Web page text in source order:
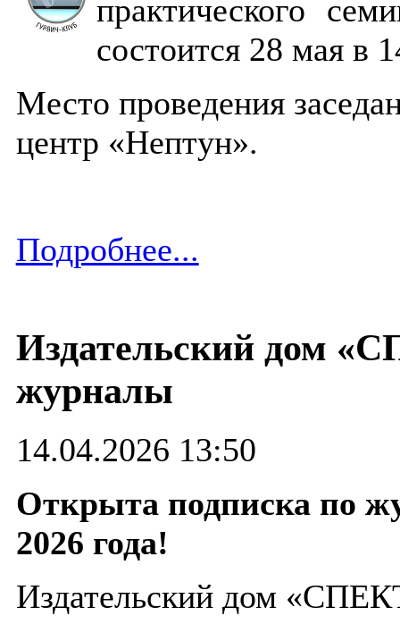
практического
состоится 28 мая в
Место проведения
центр «Нептун».
Подробнее...
Издательский дом
журналы
14.04.2026 13:50
Открыта подписка по
2026 года!
Издательский дом